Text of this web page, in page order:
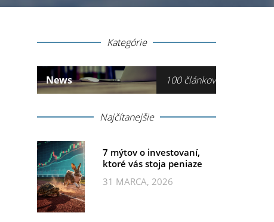
Kategórie
News 100 článkov
Najčítanejšie
7 mýtov o investovaní,
ktoré vás stoja peniaze
31 MARCA, 2026